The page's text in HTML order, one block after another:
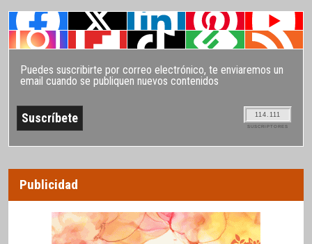
Puedes suscribirte por correo electrónico, te enviaremos un
email cuando se publiquen nuevos contenidos
114.111
SUSCRIPTORES
Publicidad